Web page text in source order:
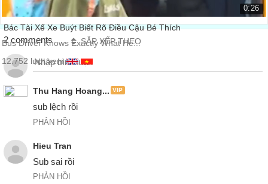
0:26
Bác Tài Xế Xe Buýt Biết Rõ Điều Cậu Bé Thích
Bus Driver Knows Exactly What He...
12.752 lượt xem
2 comments SẮP XẾP THEO
Thu Hang Hoang... VIP
sub lệch rồi
PHẢN HỒI
Hieu Tran
Sub sai rồi
PHẢN HỒI